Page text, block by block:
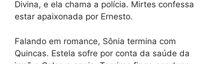
Divina, e ela chama a polícia. Mirtes confessa
estar apaixonada por Ernesto.
Falando em romance, Sônia termina com
Quincas. Estela sofre por conta da saúde da